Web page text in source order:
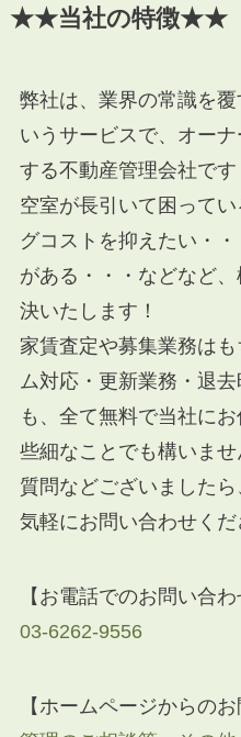
★★当社の特徴★★
弊社は、業界の常識を
いうサービスで、オー
する不動産管理会社です
空室が長引いて困って
グコストを抑えたい・
がある・・・などなど
決いたします！
家賃査定や募集業務は
ム対応・更新業務・退
も、全て無料で当社にお
些細なことでも構いま
質問などございました
気軽にお問い合わせくだ
【お電話でのお問い合わ
03-6262-9556
【ホームページからの